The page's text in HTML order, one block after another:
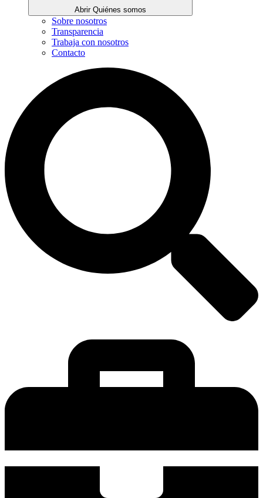
Abrir Quiénes somos
Sobre nosotros
Transparencia
Trabaja con nosotros
Contacto